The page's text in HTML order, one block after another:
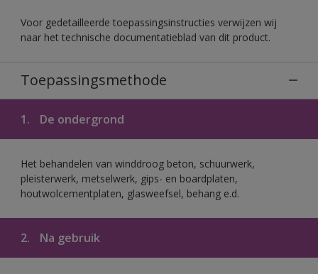
Voor gedetailleerde toepassingsinstructies verwijzen wij
naar het technische documentatieblad van dit product.
Toepassingsmethode
1. De ondergrond
Het behandelen van winddroog beton, schuurwerk,
pleisterwerk, metselwerk, gips- en boardplaten,
houtwolcementplaten, glasweefsel, behang e.d.
2. Na gebruik